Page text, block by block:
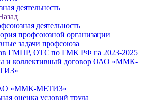
деятельность
деятельность
профсоюзной организации
задачи профсоюза
ГМПР, ОТС по ГМК РФ на 2023-2025
и коллективный договор ОАО «ММК-
«ММК-МЕТИЗ»
оценка условий труда